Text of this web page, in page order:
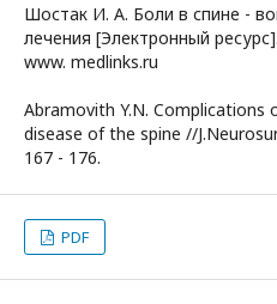
Шостак И. А. Боли в спине -
лечения [Электронный
www. medlinks.ru
Abramovith Y.N. Complications
disease of the spine //
167 - 176.
PDF